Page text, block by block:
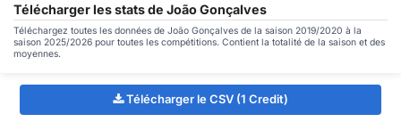
Télécharger les stats de João Gonçalves
Téléchargez toutes les données de João Gonçalves de la saison 2019/2020 à la
saison 2025/2026 pour toutes les compétitions. Contient la totalité de la saison et des
moyennes.
Télécharger le CSV (1 Credit)